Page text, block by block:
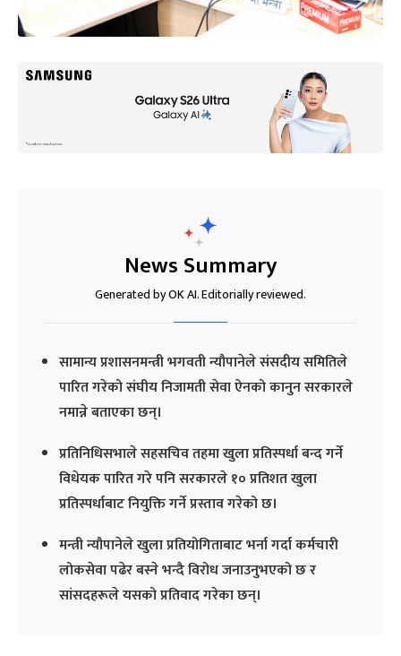
News Summary
Generated by OK AI. Editorially reviewed.
सामान्य प्रशासनमन्त्री भगवती न्यौपानेले संसदीय समितिले
पारित गरेको संघीय निजामती सेवा ऐनको कानुन सरकारले
नमान्ने बताएका छन्।
प्रतिनिधिसभाले सहसचिव तहमा खुला प्रतिस्पर्धा बन्द गर्ने
विधेयक पारित गरे पनि सरकारले १० प्रतिशत खुला
प्रतिस्पर्धाबाट नियुक्ति गर्ने प्रस्ताव गरेको छ।
मन्त्री न्यौपानेले खुला प्रतियोगिताबाट भर्ना गर्दा कर्मचारी
लोकसेवा पढेर बस्ने भन्दै विरोध जनाउनुभएको छ र
सांसदहरूले यसको प्रतिवाद गरेका छन्।